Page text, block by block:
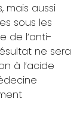
mais aussi
sous les
de l’anti-
ne sera
à l’acide